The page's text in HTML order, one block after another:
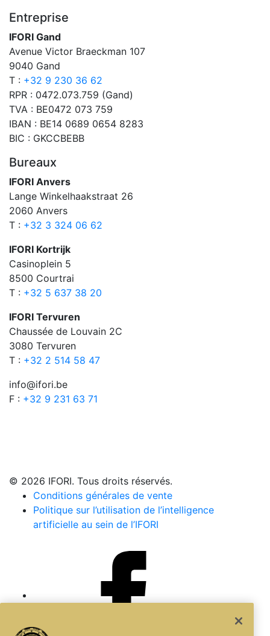
Entreprise
IFORI Gand
Avenue Victor Braeckman 107
9040 Gand
T : +32 9 230 36 62
RPR : 0472.073.759 (Gand)
TVA : BE0472 073 759
IBAN : BE14 0689 0654 8283
BIC : GKCCBEBB
Bureaux
IFORI Anvers
Lange Winkelhaakstraat 26
2060 Anvers
T : +32 3 324 06 62
IFORI Kortrijk
Casinoplein 5
8500 Courtrai
T : +32 5 637 38 20
IFORI Tervuren
Chaussée de Louvain 2C
3080 Tervuren
T : +32 2 514 58 47
info@ifori.be
F : +32 9 231 63 71
© 2026 IFORI. Tous droits réservés.
Conditions générales de vente
Politique sur l’utilisation de l’intelligence
artificielle au sein de l’IFORI